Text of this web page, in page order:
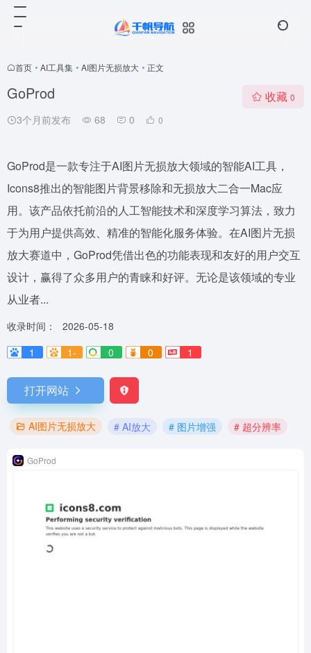
首页 • AI工具集 • AI图片无损放大 • 正文
GoProd
3个月前发布 68 0 0
收藏 0
GoProd是一款专注于AI图片无损放大领域的智能AI工具，
Icons8推出的智能图片背景移除和无损放大二合一Mac应
用。该产品依托前沿的人工智能技术和深度学习算法，致力
于为用户提供高效、精准的智能化服务体验。在AI图片无损
放大赛道中，GoProd凭借出色的功能表现和友好的用户交互
设计，赢得了众多用户的青睐和好评。无论是该领域的专业
从业者...
收录时间：
2026-05-18
1
1- 0 0 1
打开网站
AI图片无损放大 # AI放大 # 图片增强 # 超分辨率
GoProd